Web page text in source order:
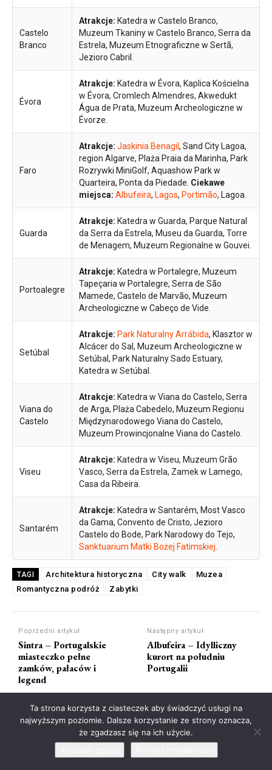
Castelo
Branco
Atrakcje: Katedra w Castelo Branco,
Muzeum Tkaniny w Castelo Branco, Serra da
Estrela, Muzeum Etnograficzne w Sertã,
Jezioro Cabril.
Évora
Atrakcje: Katedra w Évora, Kaplica Kościelna
w Évora, Cromlech Almendres, Akwedukt
Água de Prata, Muzeum Archeologiczne w
Évorze.
Faro
Atrakcje: Jaskinia Benagil , Sand City Lagoa,
region Algarve, Plaża Praia da Marinha, Park
Rozrywki MiniGolf, Aquashow Park w
Quarteira, Ponta da Piedade. Ciekawe
miejsca: Albufeira, Lagos, Portimão, Lagoa.
Guarda
Atrakcje: Katedra w Guarda, Parque Natural
da Serra da Estrela, Museu da Guarda, Torre
de Menagem, Muzeum Regionalne w Gouvei.
Portoalegre
Atrakcje: Katedra w Portalegre, Muzeum
Tapeçaria w Portalegre, Serra de São
Mamede, Castelo de Marvão, Muzeum
Archeologiczne w Cabeço de Vide.
Setúbal
Atrakcje: Park Naturalny Arrábida, Klasztor w
Alcácer do Sal, Muzeum Archeologiczne w
Setúbal, Park Naturalny Sado Estuary,
Katedra w Setúbal.
Viana do
Castelo
Atrakcje: Katedra w Viana do Castelo, Serra
de Arga, Plaża Cabedelo, Muzeum Regionu
Międzynarodowego Viana do Castelo,
Muzeum Prowincjonalne Viana do Castelo.
Viseu
Atrakcje: Katedra w Viseu, Muzeum Grão
Vasco, Serra da Estrela, Zamek w Lamego,
Casa da Ribeira.
Santarém
Atrakcje: Katedra w Santarém, Most Vasco
da Gama, Convento de Cristo, Jezioro
Castelo do Bode, Park Narodowy do Tejo,
Sanktuarium Matki Bożej Fatimskiej
TAGI Architektura historyczna City walk
Muzea
Romantyczna podróż
Zabytki
Poprzedni artykuł
Sintra – Portugalskie
miasteczko pełne
zamków, pałaców i
legend
Następny artykuł
Albufeira – Idylliczny
kurort na południu
Portugalii
Ta strona korzysta z ciasteczek aby świadczyć usługi na
najwyższym poziomie. Dalsze korzystanie ze strony oznacza,
że zgadzasz się na ich użycie.